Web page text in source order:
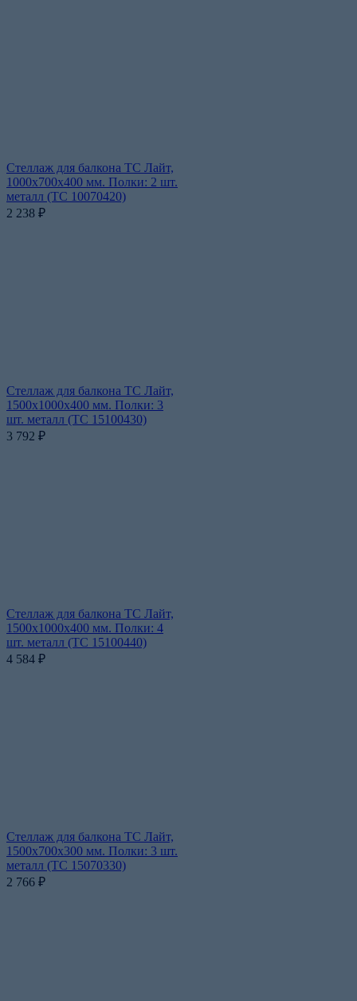
Стеллаж для балкона ТС Лайт,
1000x700x400 мм. Полки: 2 шт.
металл (ТС 10070420)
2 238 ₽
Стеллаж для балкона ТС Лайт,
1500x1000x400 мм. Полки: 3
шт. металл (ТС 15100430)
3 792 ₽
Стеллаж для балкона ТС Лайт,
1500x1000x400 мм. Полки: 4
шт. металл (ТС 15100440)
4 584 ₽
Стеллаж для балкона ТС Лайт,
1500x700x300 мм. Полки: 3 шт.
металл (ТС 15070330)
2 766 ₽